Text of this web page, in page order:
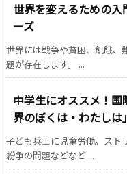
世界を変えるための
ーズ
世界には戦争や貧困、飢餓、
題が存在します。 ...
中学生にオススメ！
界のぼくは・わたしは
子ども兵士に児童労働。スト
紛争の問題などなど ...